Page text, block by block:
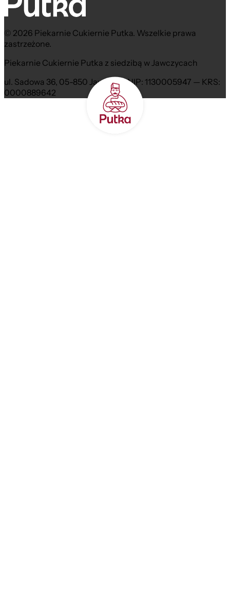
© 2026 Piekarnie Cukiernie Putka. Wszelkie prawa
zastrzeżone.
Piekarnie Cukiernie Putka z siedzibą w Jawczycach
ul. Sadowa 36, 05-850 Jawczyce NIP: 1130005947 — KRS:
0000889642